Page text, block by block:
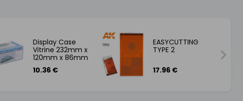
Display Case
Vitrine 232mm x
120mm x 86mm
10.36 €
EASYCUTTING
TYPE 2
17.96 €